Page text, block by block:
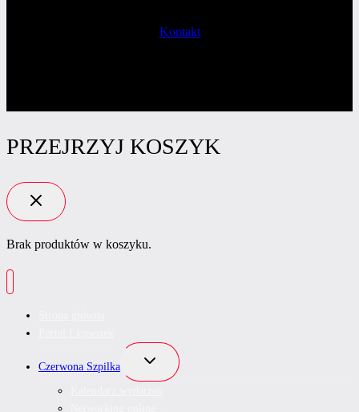
Kontakt
PRZEJRZYJ KOSZYK
Brak produktów w koszyku.
Czerwona Szpilka
Przełącz
menu
podrzędne